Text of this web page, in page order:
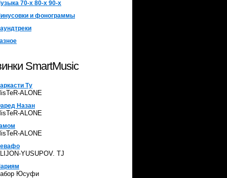
70-х 80-х 90-х
и фонограммы
SmartMusic
Ту
ALONE
Назан
ALONE
ALONE
YUSUPOV. TJ
Юсуфи